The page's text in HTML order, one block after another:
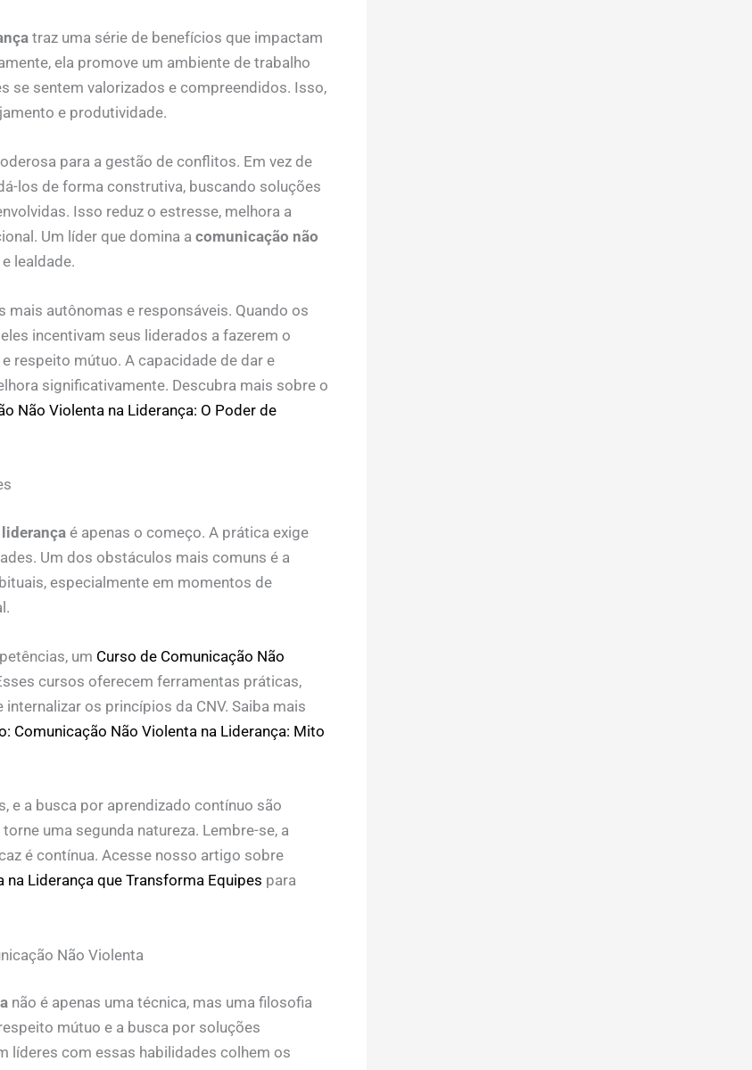
traz uma série de benefícios que impactam
ela promove um ambiente de trabalho
se sentem valorizados e compreendidos. Isso,
e produtividade.
para a gestão de conflitos. Em vez de
los de forma construtiva, buscando soluções
Isso reduz o estresse, melhora a
Um líder que domina acomunicação não
lealdade.
autônomas e responsáveis. Quando os
incentivam seus liderados a fazerem o
respeito mútuo. A capacidade de dar e
significativamente. Descubra mais sobre o
Não Violenta na Liderança: O Poder de
é apenas o começo. A prática exige
Um dos obstáculos mais comuns é a
especialmente em momentos de
um Curso de Comunicação Não
cursos oferecem ferramentas práticas,
os princípios da CNV. Saiba mais
Comunicação Não Violenta na Liderança: Mito
e a busca por aprendizado contínuo são
uma segunda natureza. Lembre-se, a
é contínua. Acesse nosso artigo sobre
Liderança que Transforma Equipes para
Não Violenta
não é apenas uma técnica, mas uma filosofia
mútuo e a busca por soluções
líderes com essas habilidades colhem os